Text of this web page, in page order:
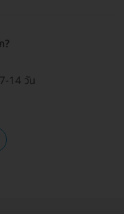
?
14 วัน